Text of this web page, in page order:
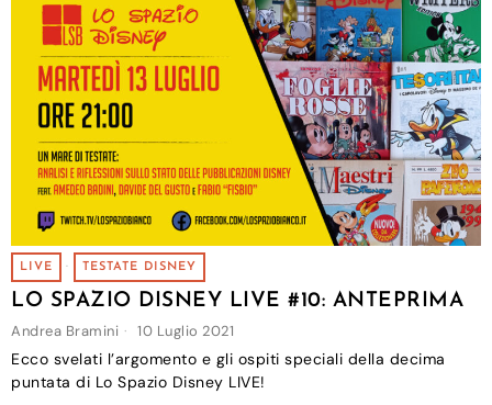
LIVE · TESTATE DISNEY
LO SPAZIO DISNEY LIVE #10: ANTEPRIMA
Andrea Bramini 10 Luglio 2021
Ecco svelati l’argomento e gli ospiti speciali della decima
puntata di Lo Spazio Disney LIVE!